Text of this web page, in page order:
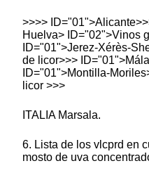
>>>>
Huelva> ID="02">Vinos
ID="01">Jerez-Xérès-
de licor>>>
ID="01">Montilla-
licor >>>
ITALIA Marsala.
6. Lista de los vlcprd en
mosto de uva